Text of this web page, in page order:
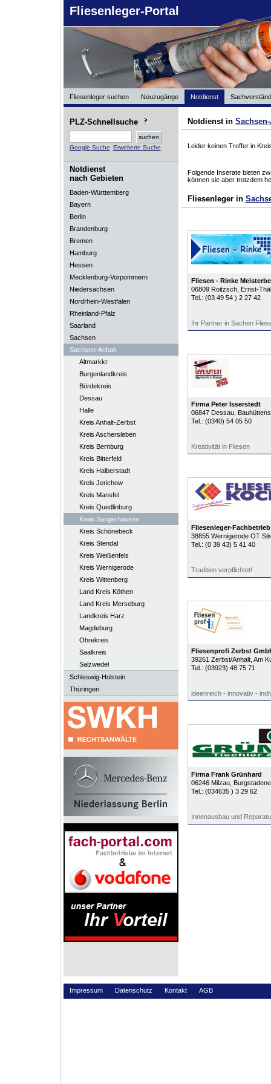
Fliesenleger-Portal
Fliesenleger suchen Neuzugänge Notdienst
PLZ-Schnellsuche
Google Suche Erweiterte Suche
Notdienst
nach Gebieten
Baden-Württemberg
Bayern
Berlin
Brandenburg
Bremen
Hamburg
Hessen
Mecklenburg-Vorpommern
Niedersachsen
Nordrhein-Westfalen
Rheinland-Pfalz
Saarland
Sachsen
Sachsen-Anhalt
Altmarkkr.
Burgenlandkreis
Bördekreis
Dessau
Halle
Kreis Anhalt-Zerbst
Kreis Aschersleben
Kreis Bernburg
Kreis Bitterfeld
Kreis Halberstadt
Kreis Jerichow
Kreis Mansfel.
Kreis Quedlinburg
Kreis Sangerhausen
Kreis Schönebeck
Kreis Stendal
Kreis Weißenfels
Kreis Wernigerode
Kreis Wittenberg
Land Kreis Köthen
Land Kreis Merseburg
Landkreis Harz
Magdeburg
Ohrekreis
Saalkreis
Salzwedel
Schleswig-Holstein
Thüringen
Notdienst in
Leider keinen Treffer in
Folgende Inserate bieten
können sie aber trotzdem
Fliesenleger in
Fliesen - Rinke
06809 Roitzsch, Ernst-
Tel.: (03 49 54 ) 2 27 42
Ihr Partner in Sachen
Firma Peter Isserstedt
06847 Dessau,
Tel.: (0340) 54 05 50
Kreativität in Fliesen
Fliesenleger-
38855 Wernigerode OT
Tel.: (0 39 43) 5 41 40
Tradition verpflichtet!
Fliesenprofi Zerbst
39261 Zerbst/Anhalt, Am
Tel.: (03923) 48 75 71
ideenreich - innovativ -
Firma Frank Grünhard
06246 Milzau,
Tel.: (034635 ) 3 29 62
Innenausbau und
Impressum Datenschutz Kontakt AGB